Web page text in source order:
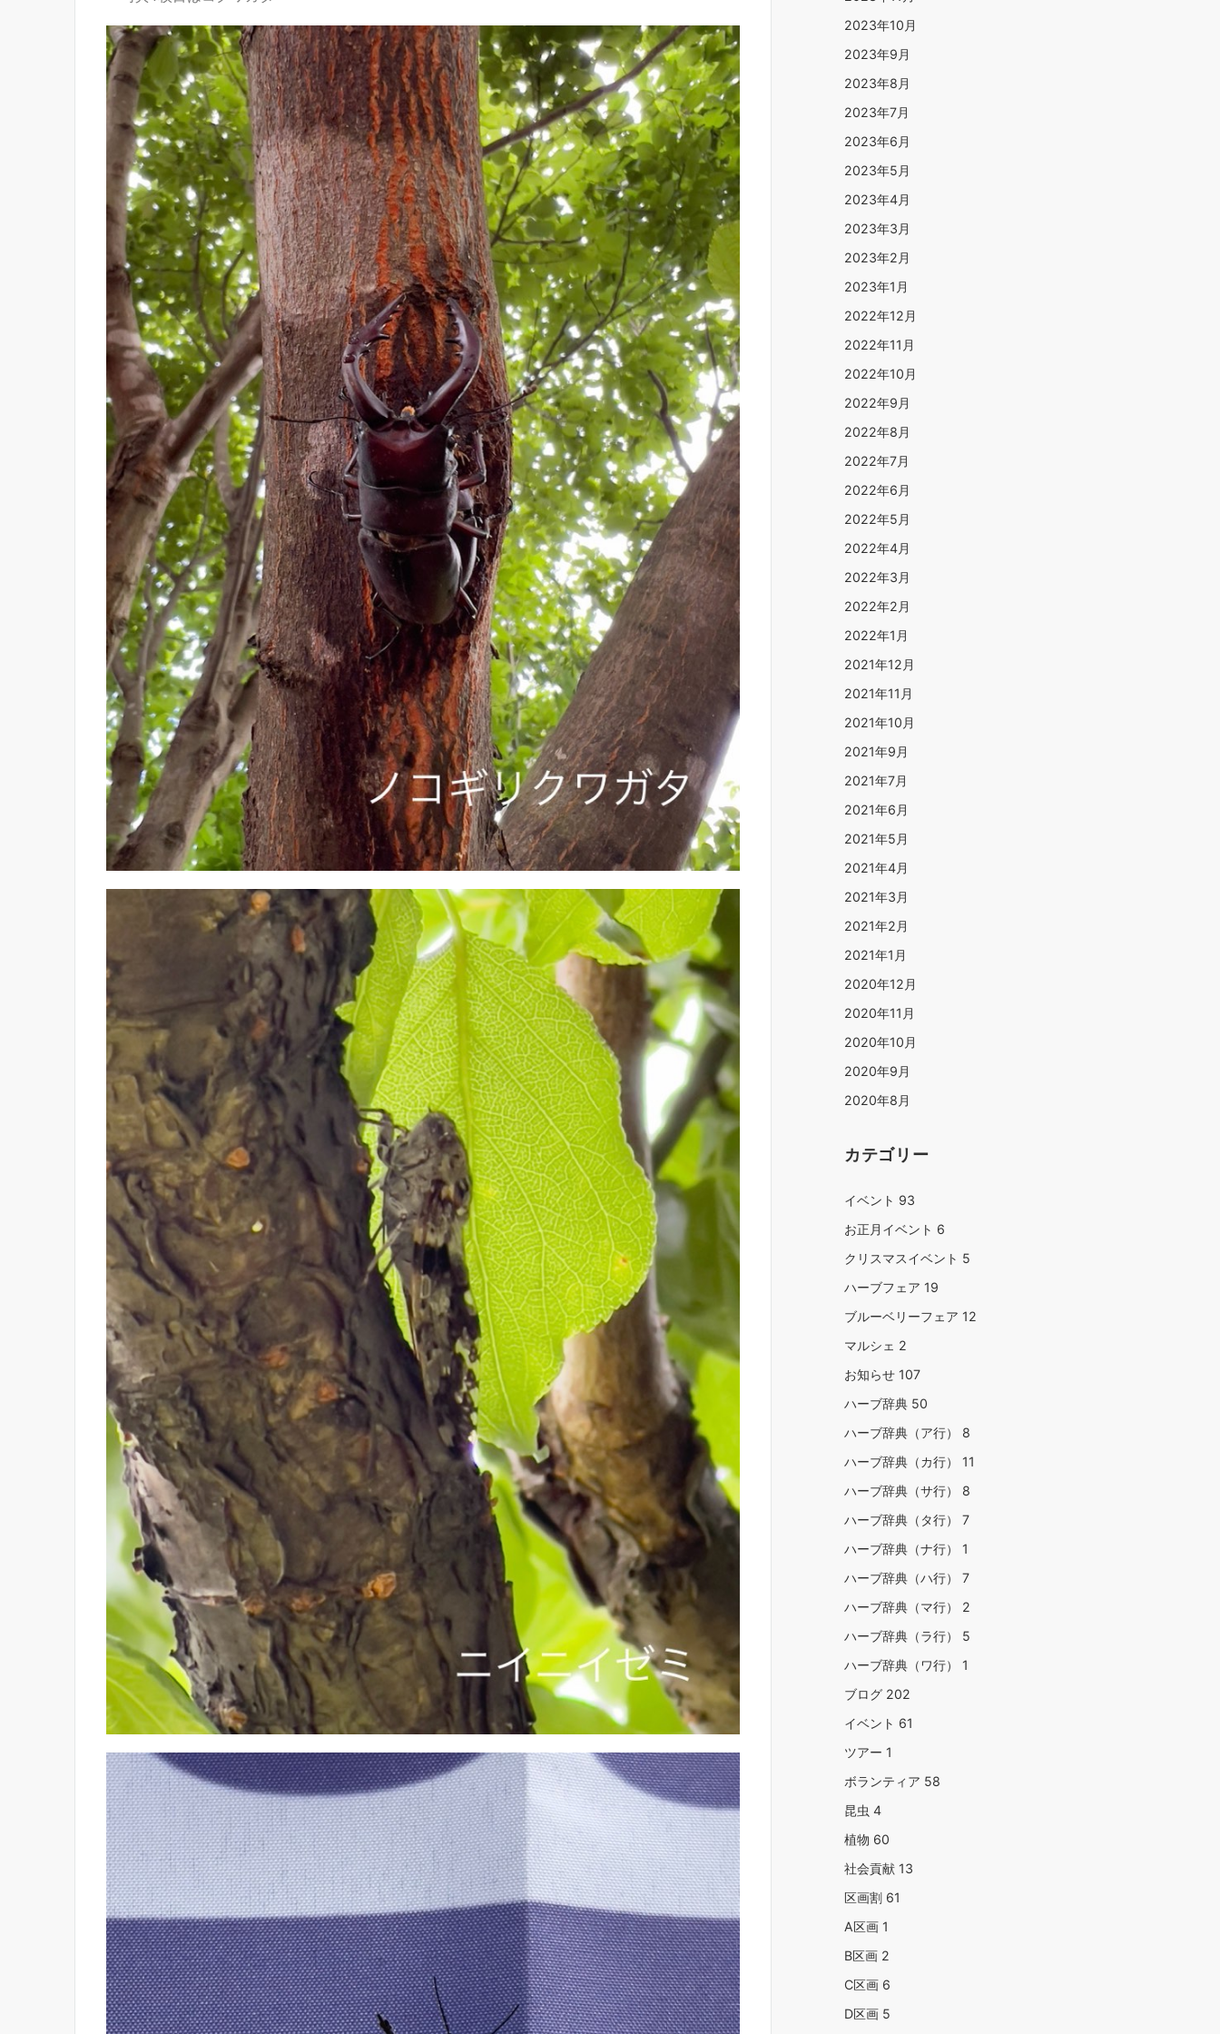
2023年10月
2023年9月
2023年8月
2023年7月
2023年6月
2023年5月
2023年4月
2023年3月
2023年2月
2023年1月
2022年12月
2022年11月
2022年10月
2022年9月
2022年8月
2022年7月
2022年6月
2022年5月
2022年4月
2022年3月
2022年2月
2022年1月
2021年12月
2021年11月
2021年10月
2021年9月
2021年7月
2021年6月
2021年5月
2021年4月
2021年3月
2021年2月
2021年1月
2020年12月
2020年11月
2020年10月
2020年9月
2020年8月
カテゴリー
イベント 93
お正月イベント 6
クリスマスイベント 5
ハーブフェア 19
ブルーベリーフェア 12
マルシェ 2
お知らせ 107
ハーブ辞典 50
ハーブ辞典（ア行） 8
ハーブ辞典（カ行） 11
ハーブ辞典（サ行） 8
ハーブ辞典（タ行） 7
ハーブ辞典（ナ行） 1
ハーブ辞典（ハ行） 7
ハーブ辞典（マ行） 2
ハーブ辞典（ラ行） 5
ハーブ辞典（ワ行） 1
ブログ 202
イベント 61
ツアー 1
ボランティア 58
昆虫 4
植物 60
社会貢献 13
区画割 61
A区画 1
B区画 2
C区画 6
D区画 5